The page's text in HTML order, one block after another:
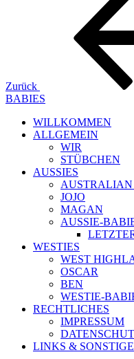
Zurück
BABIES
WILLKOMMEN
ALLGEMEIN
WIR
STÜBCHEN
AUSSIES
AUSTRALIAN
JOJO
MAGAN
AUSSIE-
WESTIES
WEST
OSCAR
BEN
WESTIE-
RECHTLICHES
IMPRESSUM
LINKS &